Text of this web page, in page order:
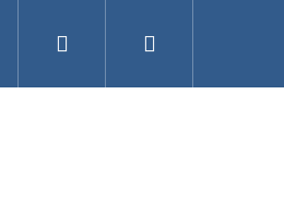
AKVARISTIKA A TERARISTIKA
Přihlášení